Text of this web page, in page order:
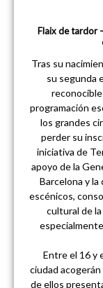
Flaix de tardor
Tras su
su segunda
programación
los grandes
perder su
iniciativa de
apoyo de la
Barcelona y
escénicos,
cultural de
Entre el 16 y
ciudad
de ellos